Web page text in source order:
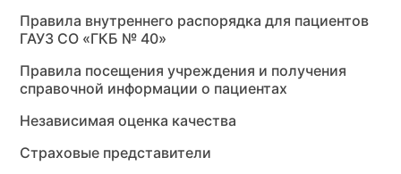
Правила внутреннего распорядка для пациентов
ГАУЗ СО «ГКБ № 40»
Правила посещения учреждения и получения
справочной информации о пациентах
Независимая оценка качества
Страховые представители